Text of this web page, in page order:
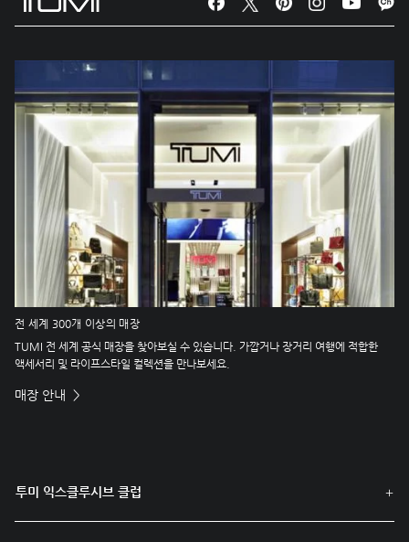
전 세계 300개 이상의 매장
TUMI 전 세계 공식 매장을 찾아보실 수 있습니다. 가깝거나 장거리 여행에 적합한
액세서리 및 라이프스타일 컬렉션을 만나보세요.
매장 안내
투미 익스클루시브 클럽